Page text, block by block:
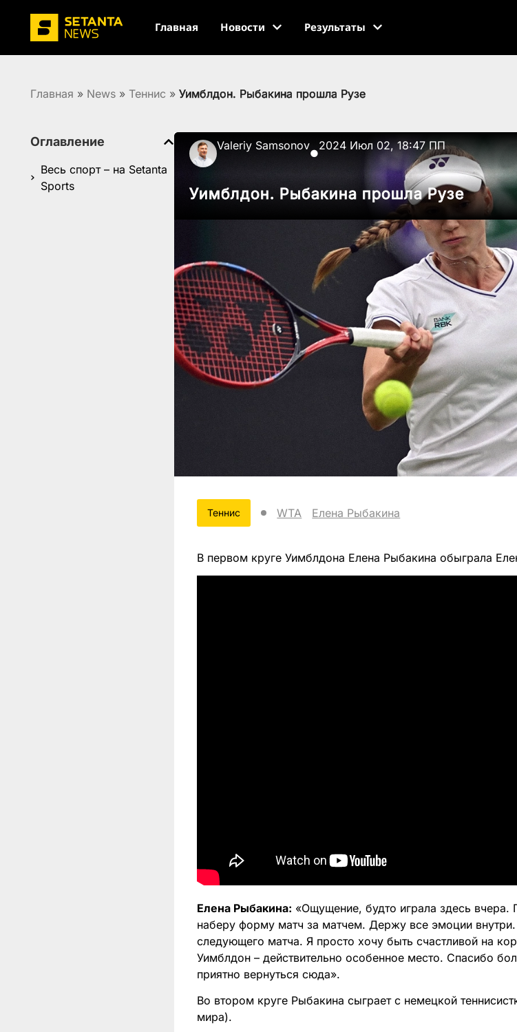
Главная Новости Результаты
Главная » News » Теннис » Уимблдон. Рыбакина прошла Рузе
Оглавление
Весь спорт – на Setanta
Sports
Valeriy Samsonov
●
2024 Июл 02, 18:47 ПП
Уимблдон. Рыбакина прошла Рузе
Теннис WTA Елена Рыбакина
В первом круге Уимблдона Елена Рыбакина обыграла
Елена Рыбакина: «Ощущение, будто играла здесь
наберу форму матч за матчем. Держу все эмоции
следующего матча. Я просто хочу быть счастливой на
Уимблдон – действительно особенное место. Спасибо
приятно вернуться сюда».
Во втором круге Рыбакина сыграет с немецкой
мира).